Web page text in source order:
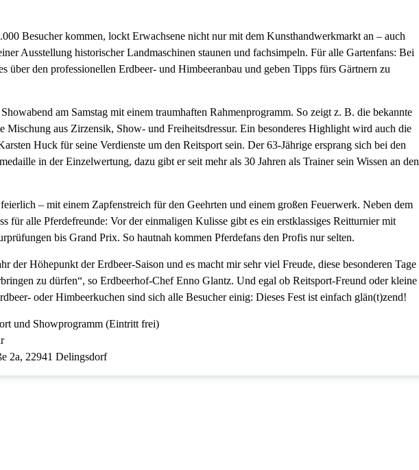
Besucher kommen, lockt Erwachsene nicht nur mit dem Kunsthandwerkmarkt an – auch
Ausstellung historischer Landmaschinen staunen und fachsimpeln. Für alle Gartenfans: Bei
über den professionellen Erdbeer- und Himbeeranbau und geben Tipps fürs Gärtnern zu
am Samstag mit einem traumhaften Rahmenprogramm. So zeigt z. B. die bekannte
Mischung aus Zirzensik, Show- und Freiheitsdressur. Ein besonderes Highlight wird auch die
Huck für seine Verdienste um den Reitsport sein. Der 63-Jährige ersprang sich bei den
in der Einzelwertung, dazu gibt er seit mehr als 30 Jahren als Trainer sein Wissen an den
– mit einem Zapfenstreich für den Geehrten und einem großen Feuerwerk. Neben dem
für alle Pferdefreunde: Vor der einmaligen Kulisse gibt es ein erstklassiges Reitturnier mit
bis Grand Prix. So hautnah kommen Pferdefans den Profis nur selten.
der Höhepunkt der Erdbeer-Saison und es macht mir sehr viel Freude, diese besonderen Tage
zu dürfen“, so Erdbeerhof-Chef Enno Glantz. Und egal ob Reitsport-Freund oder kleine
oder Himbeerkuchen sind sich alle Besucher einig: Dieses Fest ist einfach glän(t)zend!
und Showprogramm (Eintritt frei)
2a, 22941 Delingsdorf